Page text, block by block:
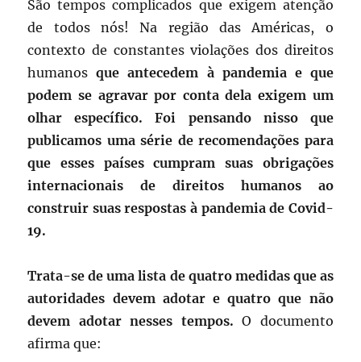
São tempos complicados que exigem atenção
de todos nós! Na região das Américas, o
contexto de constantes violações dos direitos
humanosque antecedem à pandemia e que
podem se agravar por conta dela exigem um
olhar específico. Foi pensando nisso que
publicamos uma série de recomendações para
que esses países cumpram suas obrigações
internacionais de direitos humanos ao
construir suas respostas à pandemia de Covid-
19.
Trata-se de uma lista de quatro medidas que as
autoridades devem adotar e quatro que não
devem adotar nesses tempos.O documento
afirma que: